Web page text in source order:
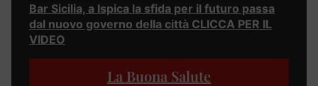
Bar Sicilia, a Ispica la sfida per il futuro passa
dal nuovo governo della città CLICCA PER IL
VIDEO
La Buona Salute